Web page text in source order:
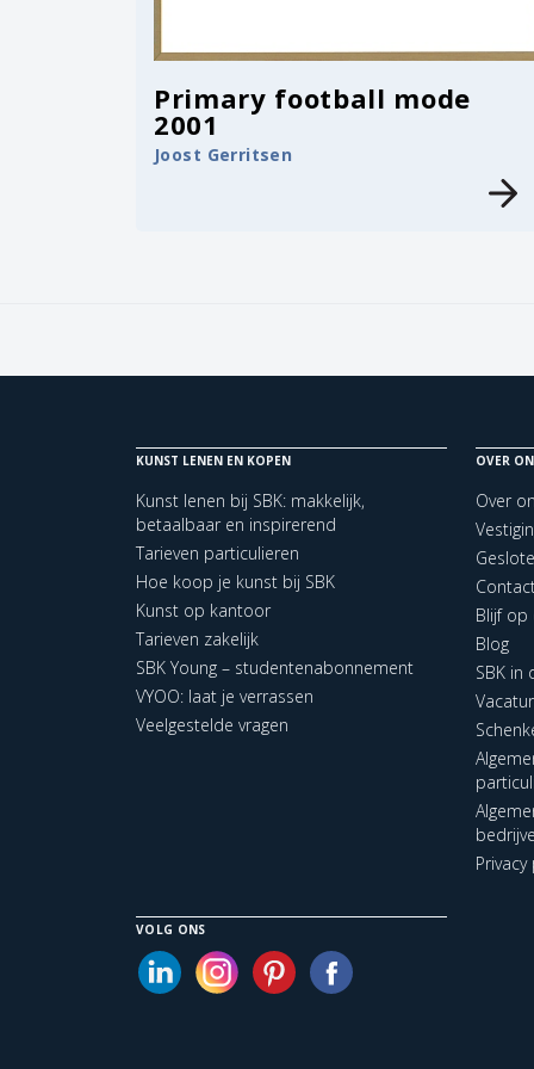
Primary football mode
2001
Joost Gerritsen
KUNST LENEN EN KOPEN
Kunst lenen bij SBK: makkelijk,
betaalbaar en inspirerend
Tarieven particulieren
Hoe koop je kunst bij SBK
Kunst op kantoor
Tarieven zakelijk
SBK Young – studentenabonnement
VYOO: laat je verrassen
Veelgestelde vragen
OVER
Over
Blijf op
Blog
SBK in
VOLG ONS